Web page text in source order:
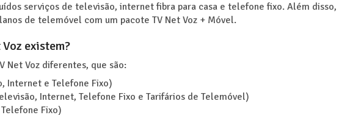
serviços de televisão, internet fibra para casa e telefone fixo. Além disso,
de telemóvel com um pacote TV Net Voz + Móvel.
existem?
Net Voz diferentes, que são:
Internet e Telefone Fixo)
Internet, Telefone Fixo e Tarifários de Telemóvel)
Fixo)